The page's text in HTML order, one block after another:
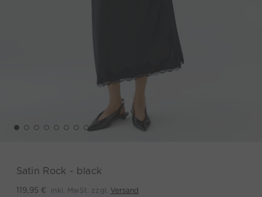
Satin Rock - black
119,95 € inkl. MwSt. zzgl. Versand